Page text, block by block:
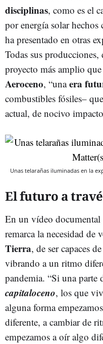
disciplinas, como es el
por energía solar hechos
ha presentado en otras
Todas sus
proyecto más amplio
Aeroceno, “unaera
combustibles fósiles–
actual, de nocivo
Unas telarañas iluminadas en la
El futuro a
En un vídeo documental
remarca la necesidad de
Tierra, de ser capaces
vibrando a un ritmo
pandemia. “Si una
capitaloceno, los que
alguna forma
diferente, a cambiar de
empezamos a oír algo